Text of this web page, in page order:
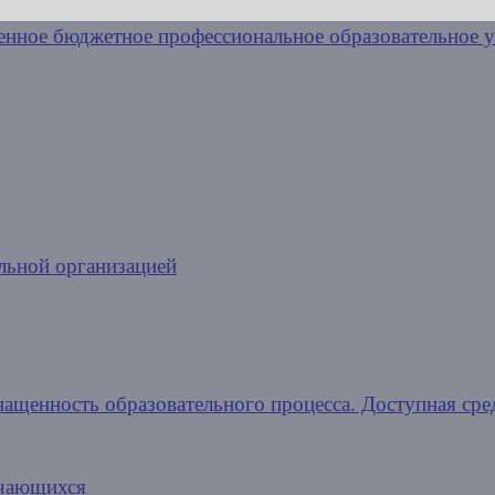
организацией
образовательного процесса. Доступная